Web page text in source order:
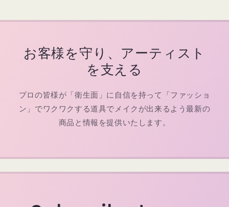
お客様を守り、アーティスト
を支える
プロの皆様が「衛生面」に自信を持って「ファッショ
ン」でワクワクする道具でメイクが出来るよう最新の
商品と情報を提供いたします。